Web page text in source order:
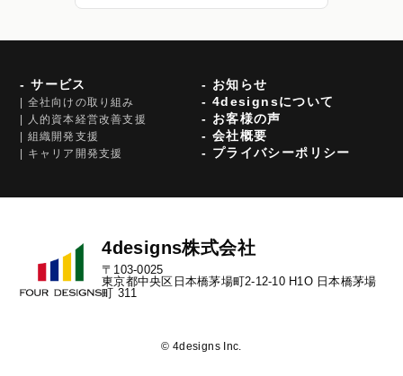
- サービス
| 全社向けの取り組み
| 人的資本経営改善支援
| 組織開発支援
| キャリア開発支援
- お知らせ
- 4designsについて
- お客様の声
- 会社概要
- プライバシーポリシー
4designs株式会社
〒103-0025
東京都中央区日本橋茅場町2-12-10 H1O 日本橋茅場
町 311
© 4designs Inc.